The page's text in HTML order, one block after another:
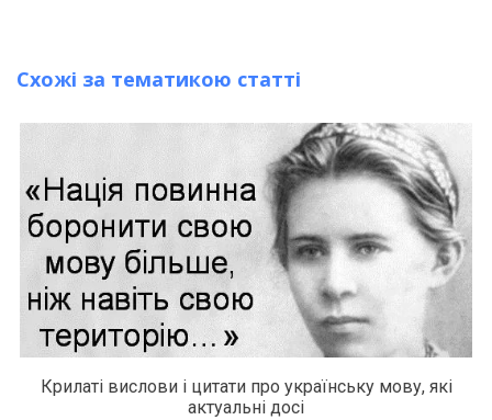
Схожі за тематикою статті
Крилаті вислови і цитати про українську мову, які
актуальні досі